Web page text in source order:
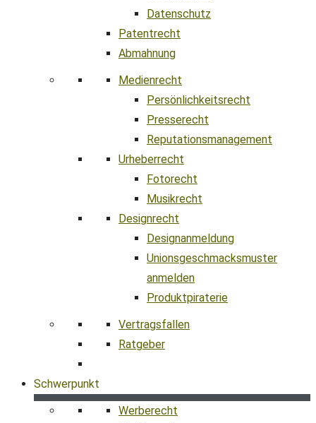
Datenschutz
Patentrecht
Abmahnung
Medienrecht
Persönlichkeitsrecht
Presserecht
Reputationsmanagement
Urheberrecht
Fotorecht
Musikrecht
Designrecht
Designanmeldung
Unionsgeschmacksmuster
anmelden
Produktpiraterie
Vertragsfallen
Ratgeber
Schwerpunkt
Werberecht